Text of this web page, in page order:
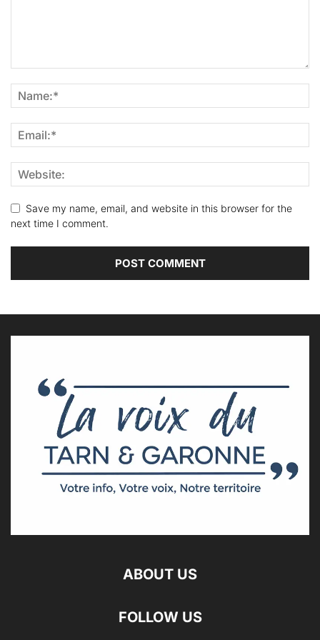
Save my name, email, and website in this browser for the
next time I comment.
ABOUT US
FOLLOW US